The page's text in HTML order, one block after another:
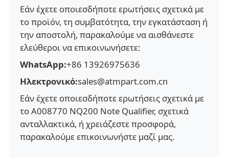
Εκτυπωτής καρτών
μηχάνημα POS
Ανταλλακτικά ATM
Μηχάνημα ΑΤΜ
Εάν έχετε οποιεσδήποτε ερωτήσεις σχετικά με
το προϊόν, τη συμβατότητα, την εγκατάσταση ή
την αποστολή, παρακαλούμε να αισθάνεστε
ελεύθεροι να επικοινωνήσετε:
WhatsApp:+86 13926975636
Ηλεκτρονικό:sales@atmpart.com.cn
Εάν έχετε οποιεσδήποτε ερωτήσεις σχετικά με
το A008770 NQ200 Note Qualifier, σχετικά
ανταλλακτικά, ή χρειάζεστε προσφορά,
παρακαλούμε επικοινωνήστε μαζί μας.